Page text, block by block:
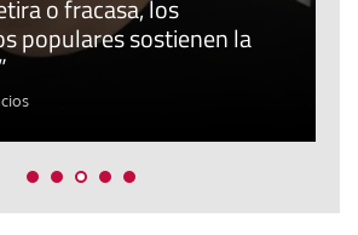
o fracasa, los
populares sostienen la